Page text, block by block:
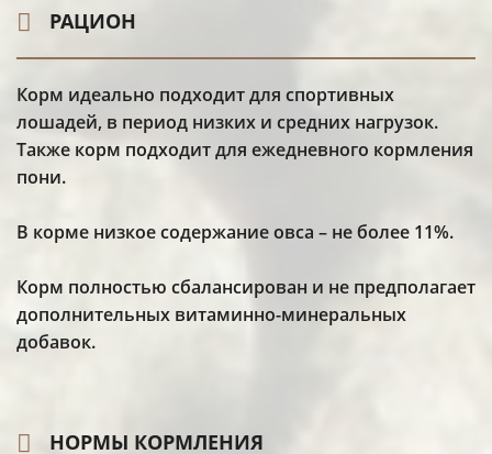
РАЦИОН
Корм идеально подходит для спортивных
лошадей, в период низких и средних нагрузок.
Также корм подходит для ежедневного кормления
пони.
В корме низкое содержание овса – не более 11%.
Корм полностью сбалансирован и не предполагает
дополнительных витаминно-минеральных
добавок.
НОРМЫ КОРМЛЕНИЯ